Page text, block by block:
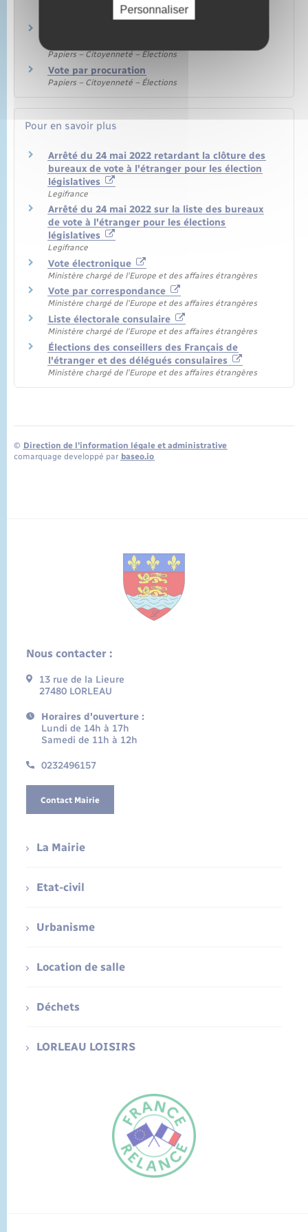
Papiers – Citoyenneté – Élections
Vote par procuration
Papiers – Citoyenneté – Élections
Pour en savoir plus
Arrêté du 24 mai 2022 retardant la clôture des
bureaux de vote à l'étranger pour les élection
législatives
Legifrance
Arrêté du 24 mai 2022 sur la liste des bureaux
de vote à l'étranger pour les élections
législatives
Legifrance
Vote électronique
Ministère chargé de l'Europe et des affaires étrangères
Vote par correspondance
Ministère chargé de l'Europe et des affaires étrangères
Liste électorale consulaire
Ministère chargé de l'Europe et des affaires étrangères
Élections des conseillers des Français de
l'étranger et des délégués consulaires
Ministère chargé de l'Europe et des affaires étrangères
© Direction de l’information légale et administrative
comarquage developpé par baseo.io
Nous contacter :
13 rue de la Lieure
27480 LORLEAU
Horaires d'ouverture :
Lundi de 14h à 17h
Samedi de 11h à 12h
0232496157
Contact Mairie
La Mairie
Etat-civil
Urbanisme
Location de salle
Déchets
LORLEAU LOISIRS
Personnaliser